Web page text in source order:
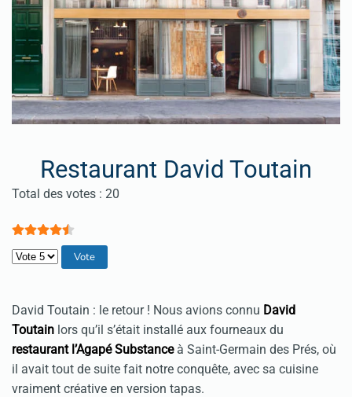
Restaurant David Toutain
Vote utilisateur:4.5/
Total des votes : 20
Veuillez voter
David Toutain : le retour ! Nous avions connu David
Toutain lors qu’il s’était installé aux fourneaux du
restaurant l’Agapé Substanceà Saint-Germain des Prés, où
il avait tout de suite fait notre conquête, avec sa cuisine
vraiment créative en version tapas.